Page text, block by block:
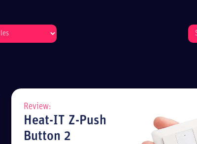
Review:
Heat-IT Z-Push
Button 2